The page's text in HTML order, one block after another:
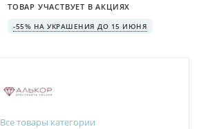
ТОВАР УЧАСТВУЕТ В АКЦИЯХ
-55% НА УКРАШЕНИЯ ДО 15 ИЮНЯ
Все товары категории